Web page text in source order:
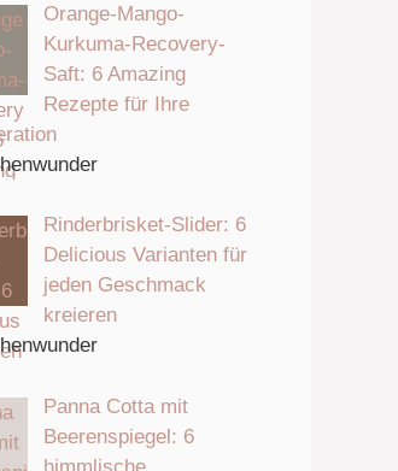
Orange-Mango-
Kurkuma-Recovery-
Saft: 6 Amazing
Rezepte für Ihre
Rinderbrisket-Slider: 6
Delicious Varianten für
jeden Geschmack
kreieren
Panna Cotta mit
Beerenspiegel: 6
himmlische